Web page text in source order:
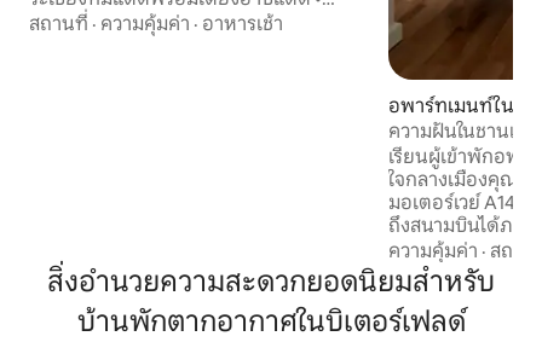
Feuerstelle • บาร์บีคิวตามคำขอ • เตียงคู่ •
สถานที่ · ความคุ้มค่า · อาหารเช้า
อพาร์ทเมนท์ใน
ความฝันในชานเมื
สินค้า A14 ไลพ์ซิก
เรียนผู้เข้าพักอพา
ใจกลางเมืองคุณส
มอเตอร์เวย์ A14 ไ
ถึงสนามบินได้ภาย
Messe ก็เช่นกัน เ
(สถานีรถไฟหลัก)
รถยนต์ผ่าน A14 ภ
ไลพ์ซิเกอร์และ
ความคุ้มค่า · สถาน
สิ่งอำนวยความสะดวกยอดนิยมสำหรับ
บ้านพักตากอากาศในบิเตอร์เฟลด์